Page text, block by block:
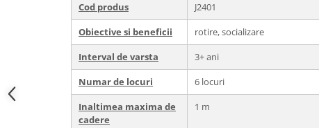
Cod produs
J2401
Obiective si beneficii
rotire, socializare
Interval de varsta
3+ ani
Numar de locuri
6 locuri
Inaltimea maxima de
cadere
1 m